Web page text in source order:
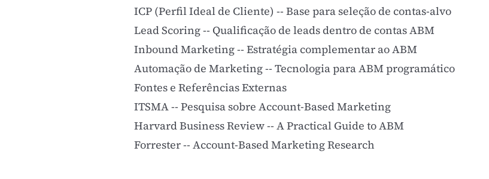
ICP (Perfil Ideal de Cliente) -- Base para seleção de contas-alvo
Lead Scoring-- Qualificação de leads dentro de contas ABM
Inbound Marketing-- Estratégia complementar ao ABM
Automação de Marketing-- Tecnologia para ABM programático
Fontes e Referências Externas
ITSMA -- Pesquisa sobre Account-Based Marketing
Harvard Business Review -- A Practical Guide to ABM
Forrester -- Account-Based Marketing Research